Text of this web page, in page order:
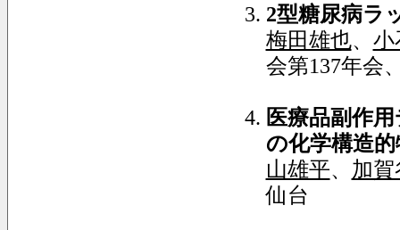
2型糖尿病ラ
梅田雄也、 小
会第137年会
医療品副作
の化学構造
山雄平、 加賀
仙台